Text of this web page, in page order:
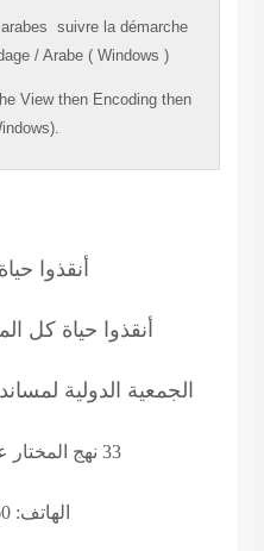
arabes suivre la démarche
/ Arabe ( Windows )
Viewthen Encodingthen
أنقذوا
أنقذوا حياة كل
الجمعية الدولية
33 نهج المختار عطية 1001 تونس
الهاتف: 71.340.860